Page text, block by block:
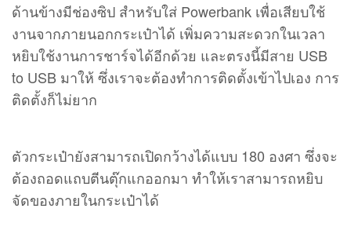
ด้านข้างมีช่องซิป สำหรับใส่ Powerbank เพื่อเสียบใช้
งานจากภายนอกกระเป๋าได้ เพิ่มความสะดวกในเวลา
หยิบใช้งานการชาร์จได้อีกด้วย และตรงนี้มีสาย USB
to USB มาให้ ซึ่งเราจะต้องทำการติดตั้งเข้าไปเอง การ
ติดตั้งก็ไม่ยาก
ตัวกระเป๋ายังสามารถเปิดกว้างได้แบบ 180 องศา ซึ่งจะ
ต้องถอดแถบตีนตุ๊กแกออกมา ทำให้เราสามารถหยิบ
จัดของภายในกระเป๋าได้